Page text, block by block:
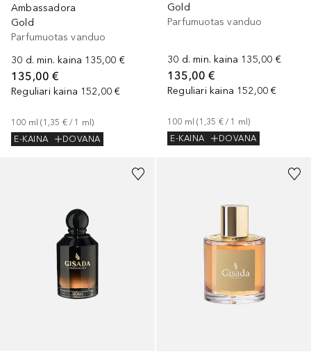
Ambassadora
Gold
Parfumuotas vanduo
30 d. min. kaina 135,00 €
135,00 €
Reguliari kaina 152,00 €
100 ml (1,35 € / 1 ml)
E-KAINA
DOVANA
Gold
Parfumuotas vanduo
30 d. min. kaina 135,00 €
135,00 €
Reguliari kaina 152,00 €
100 ml (1,35 € / 1 ml)
E-KAINA
DOVANA